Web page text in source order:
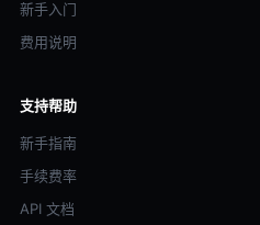
新手入门
费用说明
支持帮助
新手指南
手续费率
API 文档